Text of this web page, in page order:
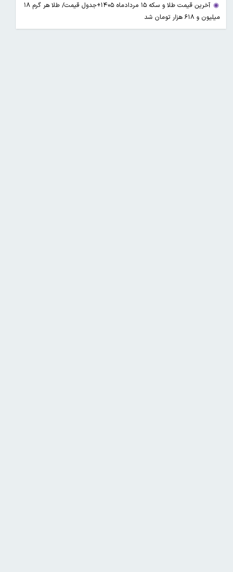
آخرین قیمت طلا و سکه ۱۵ مردادماه ۱۴۰۵+جدول قیمت/ طلا هر گرم ۱۸
میلیون و ۶۱۸ هزار تومان شد